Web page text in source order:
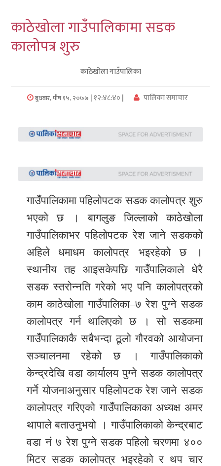
कर्णाली
सुदुरपश्चिम
पालिका
अन्तरवार्ता
समाचार
भिडियो
समाचार
अन्य
समाचार
Preeti
unicode
स्थानीय
English
काठेखोला गाउँपालिकामा सडक
कालोपत्र शुरु
काठेखोला गाउँपालिका
बुधबार, पौष १५, २०७७ | १२:४८:४० | पालिका समाचार
गाउँपालिकामा पहिलोपटक सडक कालोपत्र शुरु
भएको छ । बागलुङ जिल्लाको काठेखोला
गाउँपालिकाभर पहिलोपटक रेश जाने सडकको
अहिले धमाधम कालोपत्र भइरहेको छ ।
स्थानीय तह आइसकेपछि गाउँपालिकाले धेरै
सडक स्तरोन्नति गरेको भए पनि कालोपत्रको
काम काठेखोला गाउँपालिका–७ रेश पुग्ने सडक
कालोपत्र गर्न थालिएको छ । सो सडकमा
गाउँपालिकाकै सबैभन्दा ठूलो गौरवको आयोजना
सञ्चालनमा रहेको छ । गाउँपालिकाको
केन्द्रदेखि वडा कार्यालय पुग्ने सडक कालोपत्र
गर्ने योजनाअनुसार पहिलोपटक रेश जाने सडक
कालोपत्र गरिएको गाउँपालिकाका अध्यक्ष अमर
थापाले बताउनुभयो । गाउँपालिकाको केन्द्रबाट
वडा नं ७ रेश पुग्ने सडक पहिलो चरणमा ४००
मिटर सडक कालोपत्र भइरहेको र थप चार